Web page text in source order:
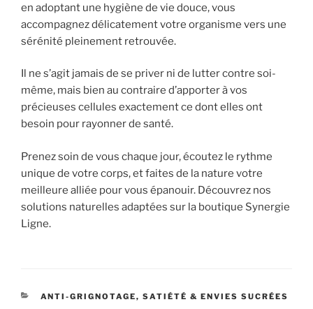
en adoptant une hygiène de vie douce, vous
accompagnez délicatement votre organisme vers une
sérénité pleinement retrouvée.
Il ne s’agit jamais de se priver ni de lutter contre soi-
même, mais bien au contraire d’apporter à vos
précieuses cellules exactement ce dont elles ont
besoin pour rayonner de santé.
Prenez soin de vous chaque jour, écoutez le rythme
unique de votre corps, et faites de la nature votre
meilleure alliée pour vous épanouir. Découvrez nos
solutions naturelles adaptées sur la boutique Synergie
Ligne.
CATÉGORIES
ANTI-GRIGNOTAGE, SATIÉTÉ & ENVIES SUCRÉES